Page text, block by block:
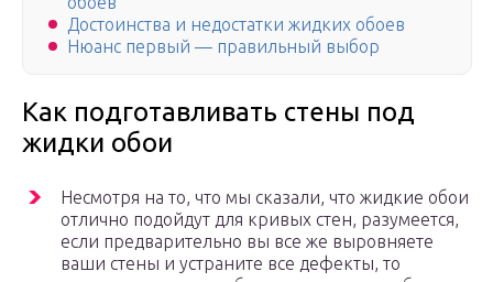
Достоинства и недостатки жидких обоев
Нюанс первый — правильный выбор
Как подготавливать стены под
жидки обои
Несмотря на то, что мы сказали, что жидкие обои
отлично подойдут для кривых стен, разумеется,
если предварительно вы все же выровняете
ваши стены и устраните все дефекты, то